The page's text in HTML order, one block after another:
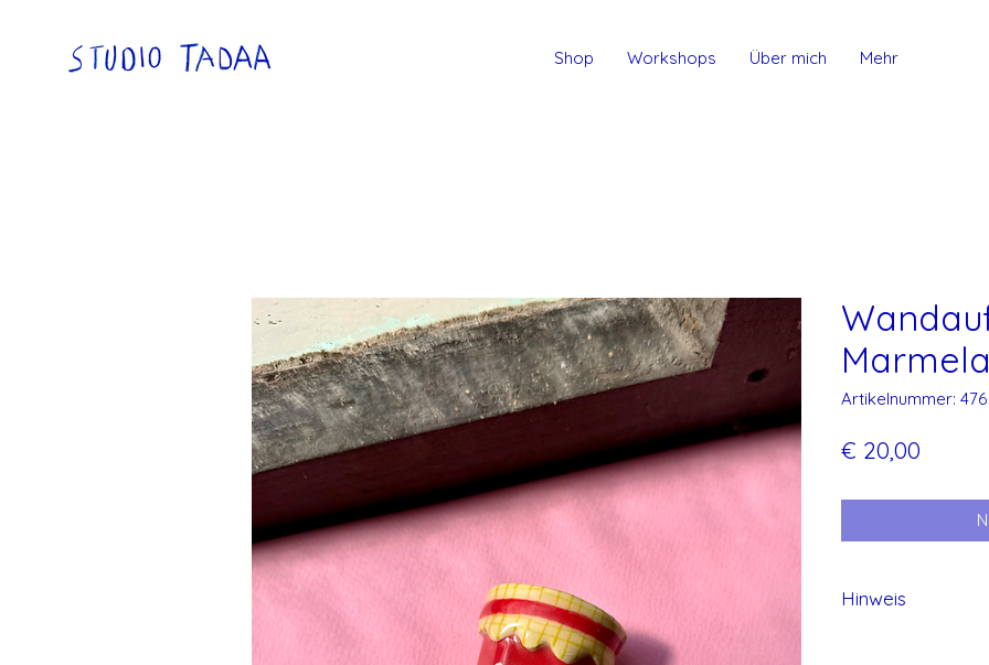
Shop Workshops Über mich Mehr
Artikelnummer: 476
€ 20,00
Hinweis